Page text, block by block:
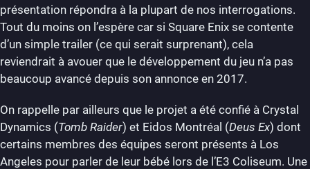
présentation répondra à la plupart de nos interrogations.
Tout du moins on l’espère car si Square Enix se contente
d’un simple trailer (ce qui serait surprenant), cela
reviendrait à avouer que le développement du jeu n’a pas
beaucoup avancé depuis son annonce en 2017.
On rappelle par ailleurs que le projet a été confié à Crystal
Dynamics (Tomb Raider) et Eidos Montréal (Deus Ex) dont
certains membres des équipes seront présents à Los
Angeles pour parler de leur bébé lors de l’E3 Coliseum. Une